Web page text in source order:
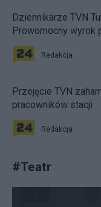
Dziennikarze TVN
Prowomocny wyrok
Redakcja
Przejęcie TVN
pracowników stacji
Redakcja
#Teatr